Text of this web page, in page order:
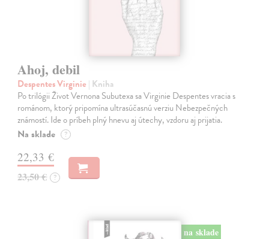
Ahoj, debil
Despentes Virginie | Kniha
Po trilógii Život Vernona Subutexa sa Virginie Despentes vracia s
románom, ktorý pripomína ultrasúčasnú verziu Nebezpečných
známostí. Ide o príbeh plný hnevu aj útechy, vzdoru aj prijatia.
Na sklade ?
22,33 €
23,50 € ?
na sklade